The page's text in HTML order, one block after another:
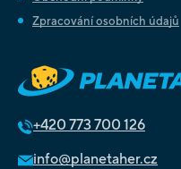
Zpracování osobních údajů
+420 773 700 126
info@planetaher.cz